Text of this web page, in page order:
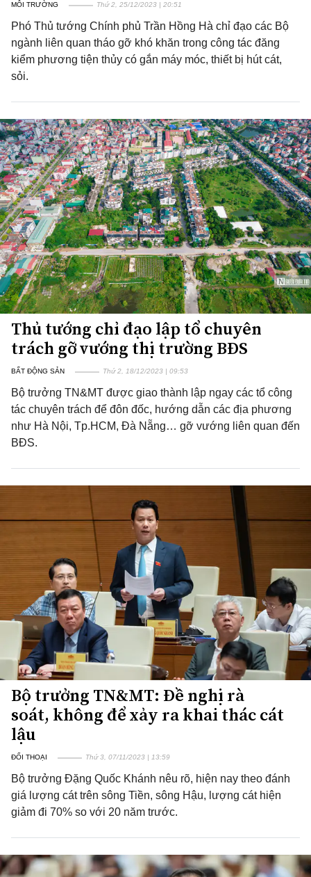
MÔI TRƯỜNG Thứ 2, 25/12/2023 | 20:51
Phó Thủ tướng Chính phủ Trần Hồng Hà chỉ đạo các Bộ
ngành liên quan tháo gỡ khó khăn trong công tác đăng
kiểm phương tiện thủy có gắn máy móc, thiết bị hút cát,
sỏi.
Thủ tướng chỉ đạo lập tổ chuyên
trách gỡ vướng thị trường BĐS
BẤT ĐỘNG SẢN Thứ 2, 18/12/2023 | 09:53
Bộ trưởng TN&MT được giao thành lập ngay các tổ công
tác chuyên trách để đôn đốc, hướng dẫn các địa phương
như Hà Nội, Tp.HCM, Đà Nẵng… gỡ vướng liên quan đến
BĐS.
Bộ trưởng TN&MT: Đề nghị rà
soát, không để xảy ra khai thác cát
lậu
ĐỐI THOẠI Thứ 3, 07/11/2023 | 13:59
Bộ trưởng Đặng Quốc Khánh nêu rõ, hiện nay theo đánh
giá lượng cát trên sông Tiền, sông Hậu, lượng cát hiện
giảm đi 70% so với 20 năm trước.